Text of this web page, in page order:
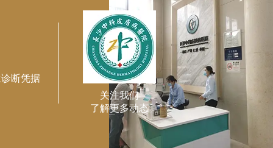
断凭据
关注我们
了解更多动态